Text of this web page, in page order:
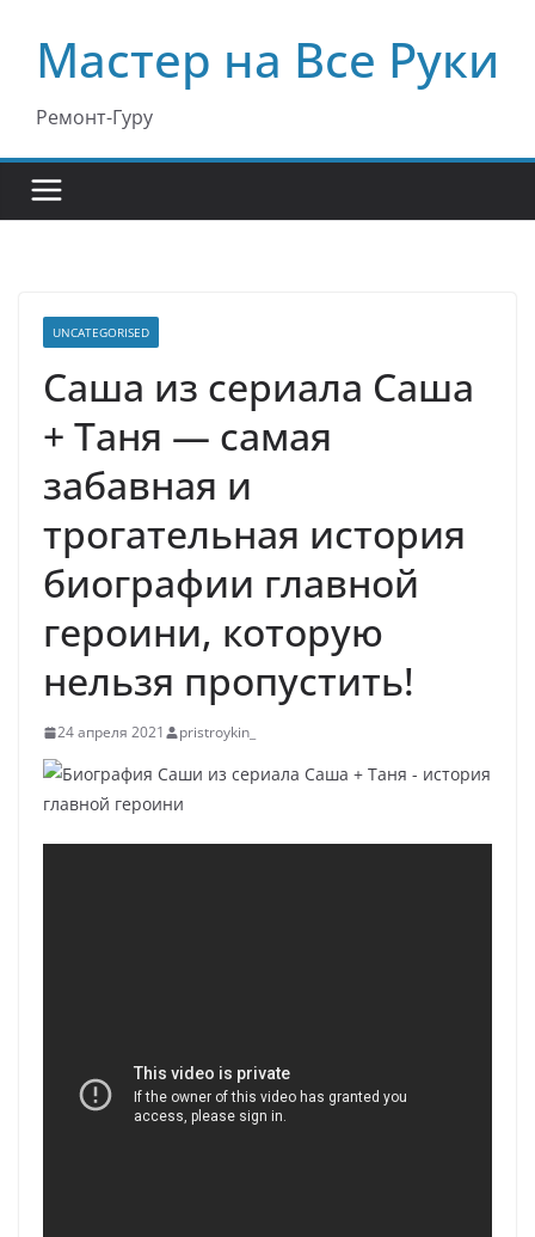
содержимому
Мастер на Все Руки
Ремонт-Гуру
UNCATEGORISED
Саша из сериала Саша
+ Таня — самая
забавная и
трогательная история
биографии главной
героини, которую
нельзя пропустить!
24 апреля 2021 pristroykin_